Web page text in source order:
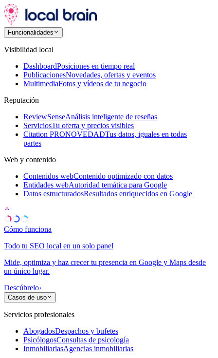
Funcionalidades
Visibilidad local
DashboardPosiciones en tiempo real
PublicacionesNovedades, ofertas y eventos
MultimediaFotos y vídeos de tu negocio
Reputación
ReviewSenseAnálisis inteligente de reseñas
ServiciosTu oferta y precios visibles
Citation PRONOVEDADTus datos, iguales en todas
partes
Web y contenido
Contenidos webContenido optimizado con datos
Entidades webAutoridad temática para Google
Datos estructuradosResultados enriquecidos en Google
Cómo funciona
Todo tu SEO local en un solo panel
Mide, optimiza y haz crecer tu presencia en Google y Maps desde
un único lugar.
Descúbrelo›
Casos de uso
Servicios profesionales
AbogadosDespachos y bufetes
PsicólogosConsultas de psicología
InmobiliariasAgencias inmobiliarias